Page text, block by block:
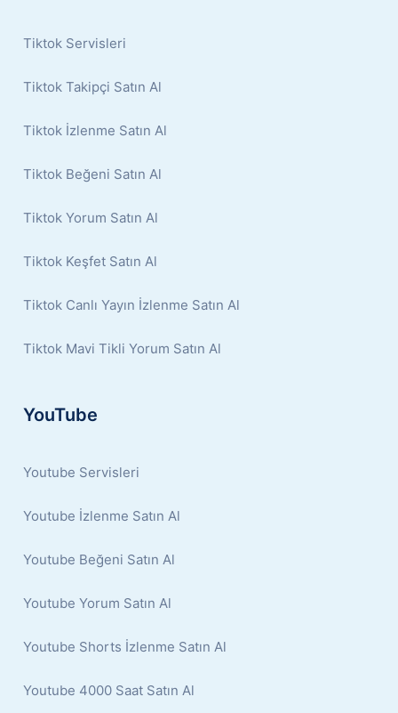
Tiktok Servisleri
Tiktok Takipçi Satın Al
Tiktok İzlenme Satın Al
Tiktok Beğeni Satın Al
Tiktok Yorum Satın Al
Tiktok Keşfet Satın Al
Tiktok Canlı Yayın İzlenme Satın Al
Tiktok Mavi Tikli Yorum Satın Al
YouTube
Youtube Servisleri
Youtube İzlenme Satın Al
Youtube Beğeni Satın Al
Youtube Yorum Satın Al
Youtube Shorts İzlenme Satın Al
Youtube 4000 Saat Satın Al